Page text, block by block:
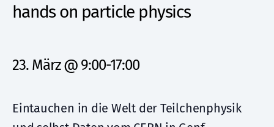
hands on particle physics
23. März @ 9:00-17:00
Eintauchen in die Welt der Teilchenphysik